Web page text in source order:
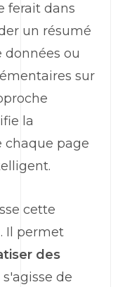
ferait dans
un résumé
données ou
sur
la
chaque page
cette
Il permet
des
de